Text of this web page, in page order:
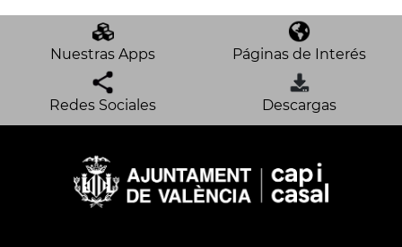
Nuestras Apps Páginas de Interés
Redes Sociales Descargas